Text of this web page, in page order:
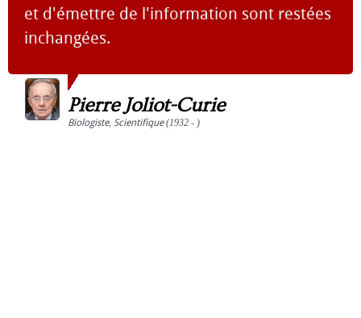
et d'émettre de l'information sont restées
inchangées.
Pierre Joliot-Curie
Biologiste, Scientifique(1932 - )